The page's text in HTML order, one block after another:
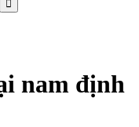
nam định